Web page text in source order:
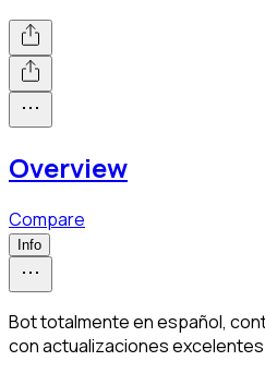
Overview
Compare
Info
Bot totalmente en español,
con actualizaciones excelentes